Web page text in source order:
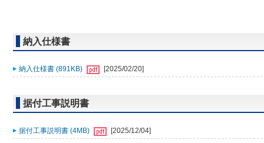
納入仕様書
納入仕様書 (891KB) [2025/02/20]
据付工事説明書
据付工事説明書 (4MB) [2025/12/04]